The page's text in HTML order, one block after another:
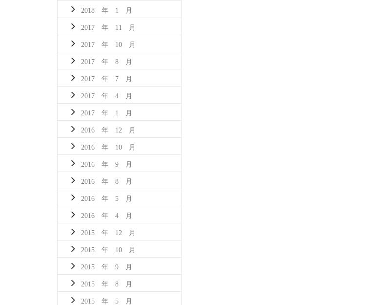
2018 年 1 月
2017 年 11 月
2017 年 10 月
2017 年 8 月
2017 年 7 月
2017 年 4 月
2017 年 1 月
2016 年 12 月
2016 年 10 月
2016 年 9 月
2016 年 8 月
2016 年 5 月
2016 年 4 月
2015 年 12 月
2015 年 10 月
2015 年 9 月
2015 年 8 月
2015 年 5 月